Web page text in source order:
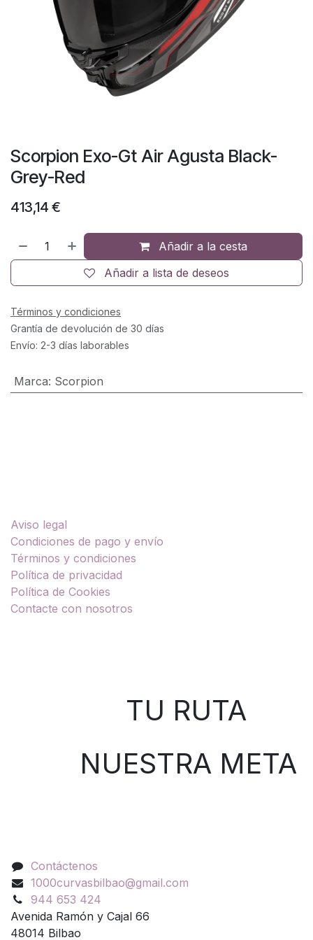
Scorpion Exo-Gt Air Agusta Black-
Grey-Red
413,14 €
Añadir a la cesta
Añadir a lista de deseos
Términos y condiciones
Grantía de devolución de 30 días
Envío: 2-3 días laborables
Marca: Scorpion
Aviso legal
Condiciones de pago y envío
Términos y condiciones
Política de privacidad
Política de Cookies
Contacte con nosotros
TU RUTA
NUESTRA META
Contáctenos
1000curvasbilbao@gmail.com
944 653 424
Avenida Ramón y Cajal 66
48014 Bilbao